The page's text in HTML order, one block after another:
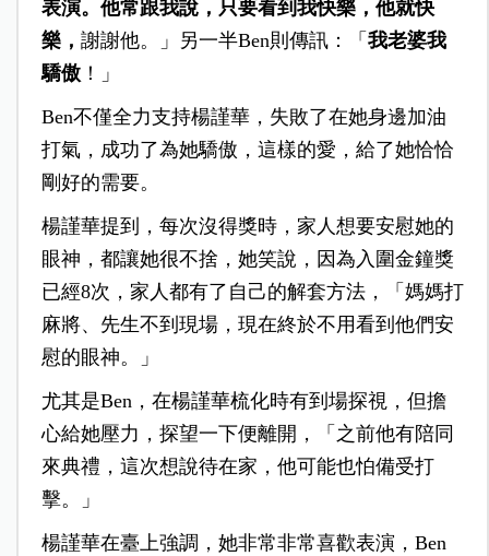
表演。他常跟我說，只要看到我快樂，他就快
樂， 謝謝他。」另一半Ben則傳訊：「 我老婆我
驕傲！」
Ben不僅全力支持楊謹華，失敗了在她身邊加油
打氣，成功了為她驕傲，這樣的愛，給了她恰恰
剛好的需要。
楊謹華提到，每次沒得獎時，家人想要安慰她的
眼神，都讓她很不捨，她笑說，因為入圍金鐘獎
已經8次，家人都有了自己的解套方法，「媽媽打
麻將、先生不到現場，現在終於不用看到他們安
慰的眼神。」
尤其是Ben，在楊謹華梳化時有到場探視，但擔
心給她壓力，探望一下便離開，「之前他有陪同
來典禮，這次想說待在家，他可能也怕備受打
擊。」
楊謹華在臺上強調，她非常非常喜歡表演，Ben